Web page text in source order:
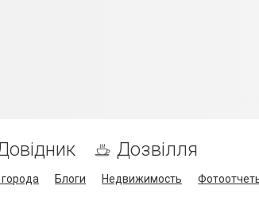
Дозвілля
Блоги Недвижимость